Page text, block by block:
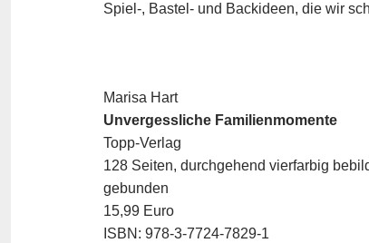
Spiel-, Bastel- und Backideen, die wir
Marisa Hart
Unvergessliche Familienmomente
Topp-Verlag
128 Seiten, durchgehend vierfarbig
gebunden
15,99 Euro
ISBN: 978-3-7724-7829-1